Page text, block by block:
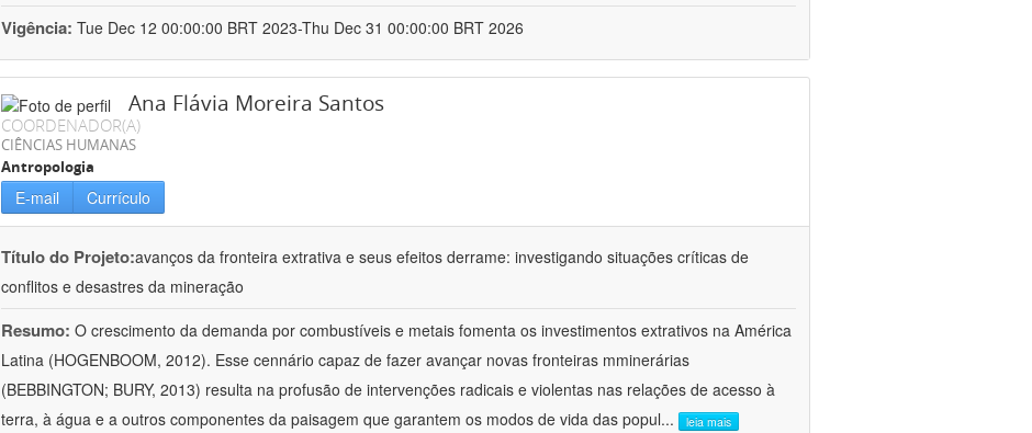
Vigência: Tue Dec 12 00:00:00 BRT 2023-Thu Dec 31 00:00:00 BRT 2026
Ana Flávia Moreira Santos
COORDENADOR(A)
CIÊNCIAS HUMANAS
Antropologia
E-mail Currículo
Título do Projeto:avanços da fronteira extrativa e seus efeitos derrame: investigando situações críticas de
conflitos e desastres da mineração
Resumo: O crescimento da demanda por combustíveis e metais fomenta os investimentos extrativos na América
Latina (HOGENBOOM, 2012). Esse cennário capaz de fazer avançar novas fronteiras mminerárias
(BEBBINGTON; BURY, 2013) resulta na profusão de intervenções radicais e violentas nas relações de acesso à
terra, à água e a outros componentes da paisagem que garantem os modos de vida das popul... leia mais